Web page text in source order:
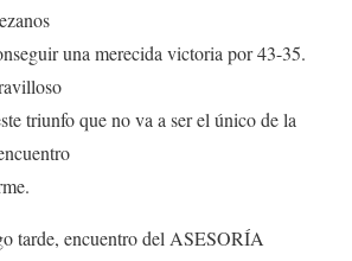
una merecida victoria por 43-35.
triunfo que no va a ser el único de la
tarde, encuentro del ASESORÍA